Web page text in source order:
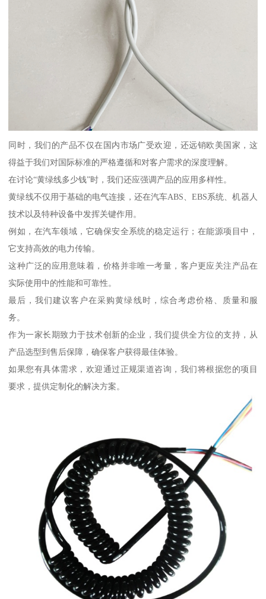
同时，我们的产品不仅在国内市场广受欢迎，还远销欧美国家，这
得益于我们对国际标准的严格遵循和对客户需求的深度理解。
在讨论“黄绿线多少钱”时，我们还应强调产品的应用多样性。
黄绿线不仅用于基础的电气连接，还在汽车ABS、EBS系统、机器人
技术以及特种设备中发挥关键作用。
例如，在汽车领域，它确保安全系统的稳定运行；在能源项目中，
它支持高效的电力传输。
这种广泛的应用意味着，价格并非唯一考量，客户更应关注产品在
实际使用中的性能和可靠性。
最后，我们建议客户在采购黄绿线时，综合考虑价格、质量和服
务。
作为一家长期致力于技术创新的企业，我们提供全方位的支持，从
产品选型到售后保障，确保客户获得最佳体验。
如果您有具体需求，欢迎通过正规渠道咨询，我们将根据您的项目
要求，提供定制化的解决方案。